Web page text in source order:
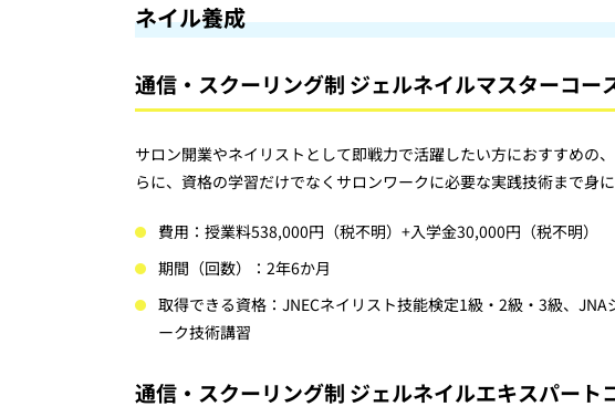
ネイル養成
通信・スクーリング制 ジェルネイルマスターコー
サロン開業やネイリストとして即戦力で活躍したい方におすすめの
らに、資格の学習だけでなくサロンワークに必要な実践技術まで身に
費用：授業料538,000円（税不明）+入学金30,000円（税不明）
期間（回数）：2年6か月
取得できる資格：JNECネイリスト技能検定1級・2級・3級、
ーク技術講習
通信・スクーリング制 ジェルネイルエキスパート